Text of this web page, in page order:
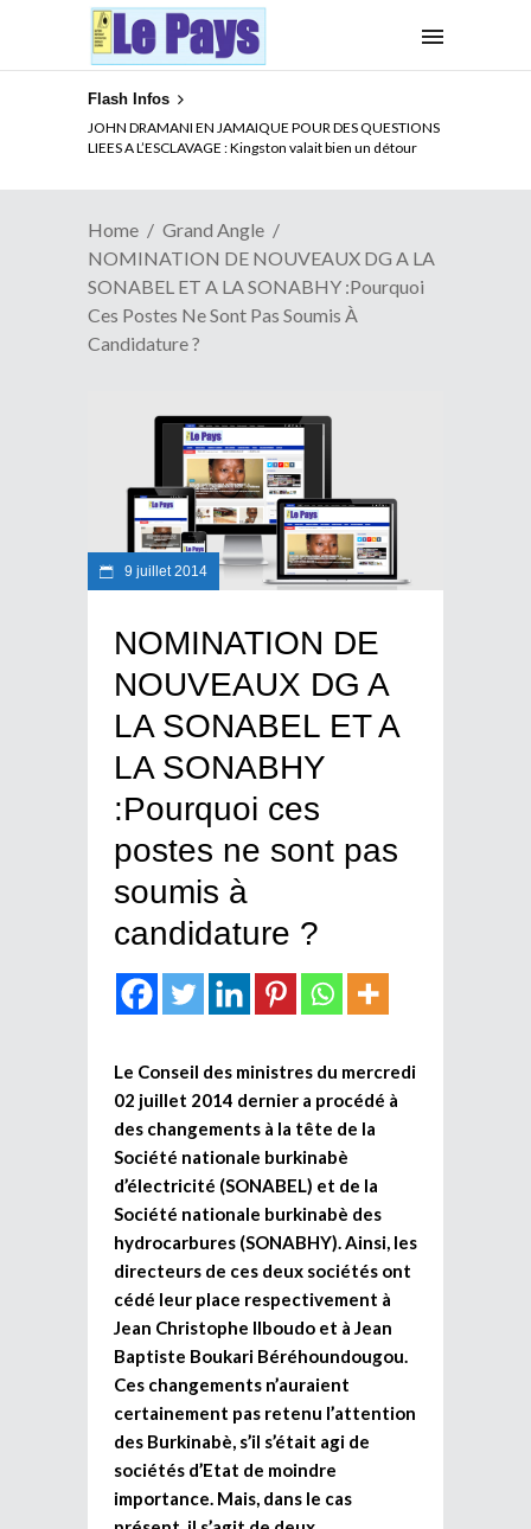
Flash Infos
ELECTION DE TALON A LA TETE DU SENAT BENINOIS :
Quand Patrice quitte le pouvoir sans partir !
Home
Grand Angle
NOMINATION DE NOUVEAUX DG A LA
SONABEL ET A LA SONABHY :Pourquoi
Ces Postes Ne Sont Pas Soumis À
Candidature ?
9 juillet 2014
NOMINATION DE
NOUVEAUX DG A
LA SONABEL ET A
LA SONABHY
:Pourquoi ces
postes ne sont pas
soumis à
candidature ?
Le Conseil des ministres du mercredi
02 juillet 2014 dernier a procédé à
des changements à la tête de la
Société nationale burkinabè
d’électricité (SONABEL) et de la
Société nationale burkinabè des
hydrocarbures (SONABHY). Ainsi, les
directeurs de ces deux sociétés ont
cédé leur place respectivement à
Jean Christophe Ilboudo et à Jean
Baptiste Boukari Béréhoundougou.
Ces changements n’auraient
certainement pas retenu l’attention
des Burkinabè, s’il s’était agi de
sociétés d’Etat de moindre
importance. Mais, dans le cas